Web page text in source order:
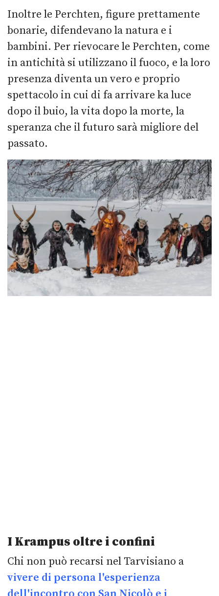
Inoltre le Perchten, figure prettamente
bonarie, difendevano la natura e i
bambini. Per rievocare le Perchten, come
in antichità si utilizzano il fuoco, e la loro
presenza diventa un vero e proprio
spettacolo in cui di fa arrivare ka luce
dopo il buio, la vita dopo la morte, la
speranza che il futuro sarà migliore del
passato.
I Krampus oltre i confini
Chi non può recarsi nel Tarvisiano a
vivere di persona l'esperienza